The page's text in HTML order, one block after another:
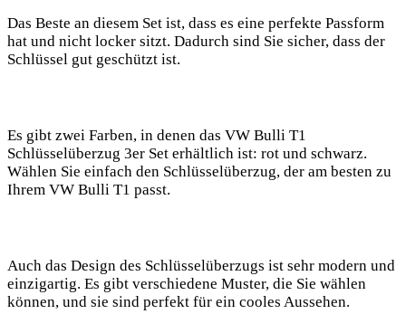
Das Beste an‌ diesem Set ist, dass ⁤es eine⁢ perfekte Passform
hat ⁣und ⁢nicht locker⁢ sitzt. Dadurch sind Sie sicher, dass der
Schlüssel ‍gut geschützt ist.
Es gibt zwei Farben, in denen ⁢das VW Bulli ⁣T1
Schlüsselüberzug ⁣3er Set erhältlich ist: rot und schwarz.‍
Wählen‌ Sie einfach ⁣den⁤ Schlüsselüberzug,⁣ der am besten zu
Ihrem ​VW Bulli T1 passt.
Auch ‍das Design des⁤ Schlüsselüberzugs ist sehr modern und
einzigartig. Es⁢ gibt⁣ verschiedene ⁢Muster, die Sie wählen
können, und sie​ sind perfekt ​für ein cooles Aussehen.